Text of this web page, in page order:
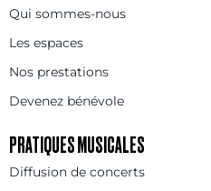
Qui sommes-nous
Les espaces
Nos prestations
Devenez bénévole
PRATIQUES MUSICALES
Diffusion de concerts